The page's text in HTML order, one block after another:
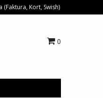
(Faktura, Kort, Swish)
0